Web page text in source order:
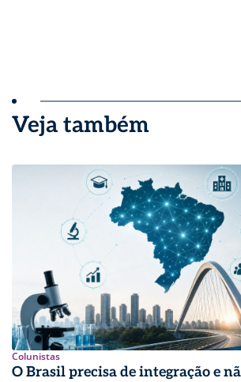
Veja também
Colunistas
O Brasil precisa de integração e